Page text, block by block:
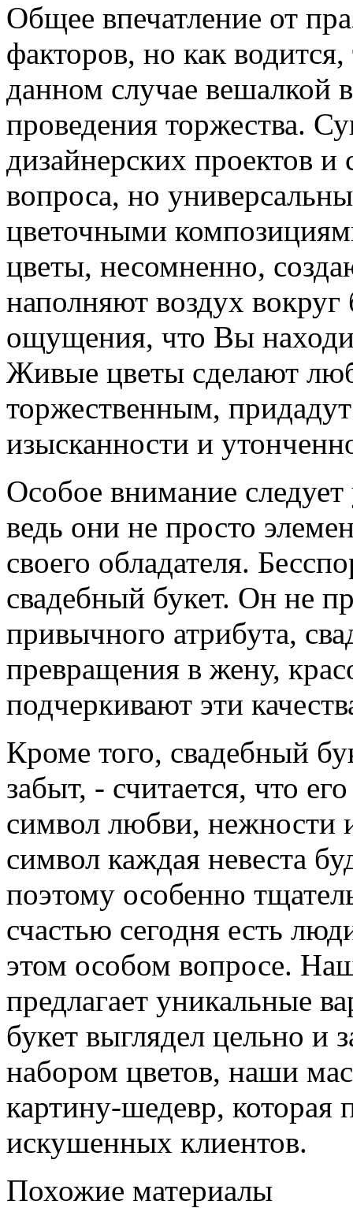
Общее впечатление от
факторов, но как
данном случае вешалкой
проведения торжества.
дизайнерских проектов
вопроса, но
цветочными
цветы, несомненно,
наполняют воздух вокруг
ощущения, что Вы
Живые цветы сделают
торжественным,
изысканности и
Особое внимание
ведь они не просто
своего обладателя.
свадебный букет. Он не
привычного атрибута,
превращения в жену,
подчеркивают эти
Кроме того, свадебный
забыт, - считается, что
символ любви, нежности
символ каждая невеста
поэтому особенно
счастью сегодня есть
этом особом вопросе.
предлагает уникальные
букет выглядел цельно и
набором цветов, наши
картину-шедевр, которая
искушенных клиентов.
Похожие материалы